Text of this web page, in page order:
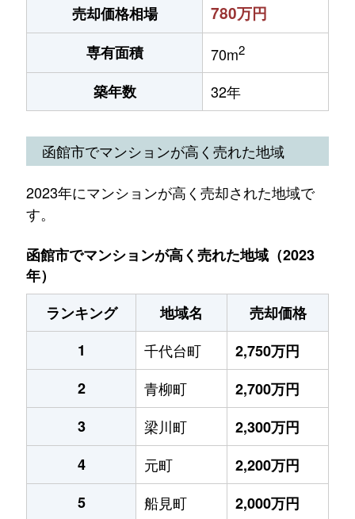
売却価格相場
780万円
専有面積 70m2
築年数 32年
函館市でマンションが高く売れた地域
2023年にマンションが高く売却された地域で
す。
函館市でマンションが高く売れた地域（2023
年）
ランキング
地域名
売却価格
1
千代台町
2,750万円
2
青柳町
2,700万円
3
梁川町
2,300万円
4
元町
2,200万円
5
船見町
2,000万円